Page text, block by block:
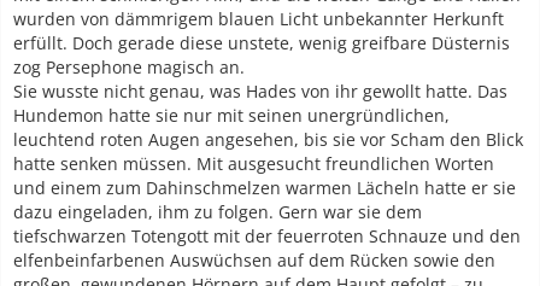
wurden von dämmrigem blauen Licht unbekannter Herkunft
erfüllt. Doch gerade diese unstete, wenig greifbare Düsternis
zog Persephone magisch an.
Sie wusste nicht genau, was Hades von ihr gewollt hatte. Das
Hundemon hatte sie nur mit seinen unergründlichen,
leuchtend roten Augen angesehen, bis sie vor Scham den Blick
hatte senken müssen. Mit ausgesucht freundlichen Worten
und einem zum Dahinschmelzen warmen Lächeln hatte er sie
dazu eingeladen, ihm zu folgen. Gern war sie dem
tiefschwarzen Totengott mit der feuerroten Schnauze und den
elfenbeinfarbenen Auswüchsen auf dem Rücken sowie den